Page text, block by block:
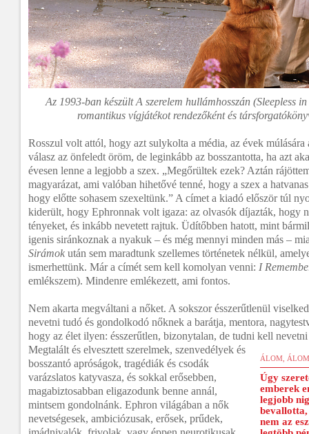
Az 1993-ban készült A szerelem hullámhosszán (Sleepless
romantikus vígjátékot rendezőként és
Rosszul volt attól, hogy azt sulykolta a média, az évek múlására
válasz az önfeledt öröm, de leginkább az bosszantotta, ha azt
évesen lenne a legjobb a szex. „Megőrültek ezek? Aztán
magyarázat, ami valóban hihetővé tenné, hogy a szex a
hogy előtte sohasem szexeltünk.” A címet a kiadó először túl
kiderült, hogy Ephronnak volt igaza: az olvasók díjazták, hogy
tényeket, és inkább nevetett rajtuk. Üdítőbben hatott, mint
igenis siránkoznak a nyakuk – és még mennyi minden más –
Sirámok után sem maradtunk szellemes történetek nélkül,
ismerhettünk. Már a címét sem kell komolyan venni: I
emlékszem). Mindenre emlékezett, ami fontos.
Nem akarta megváltani a nőket. A sokszor ésszerűtlenül
nevetni tudó és gondolkodó nőknek a barátja, mentora,
hogy az élet ilyen: ésszerűtlen, bizonytalan, de tudni kell
ÁLOM,
Úgy
emberek
legjobb
nem az
Megtalált és elvesztett szerelmek, szenvedélyek és
bosszantó apróságok, tragédiák és csodák
varázslatos katyvasza, és sokkal erősebben,
magabiztosabban eligazodunk benne annál,
mintsem gondolnánk. Ephron világában a nők
nevetségesek, ambiciózusak, erősek, prűdek,